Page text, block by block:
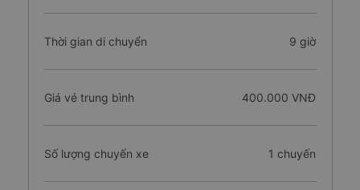
Thời gian di chuyển 9 giờ
Giá vé trung bình 400.000 VNĐ
Số lượng chuyến xe 1 chuyến